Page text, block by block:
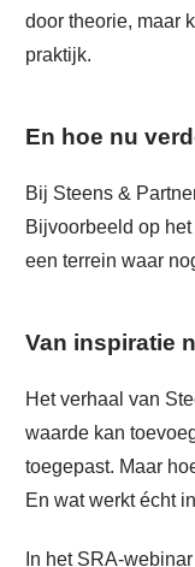
door theorie, maar
praktijk.
En hoe nu
Bij Steens &
Bijvoorbeeld op
een terrein waar
Van inspiratie
Het verhaal van
waarde kan
toegepast. Maar
En wat werkt écht
In het SRA-